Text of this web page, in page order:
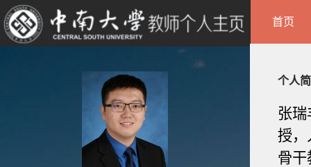
首页
个人
张
授，
骨干